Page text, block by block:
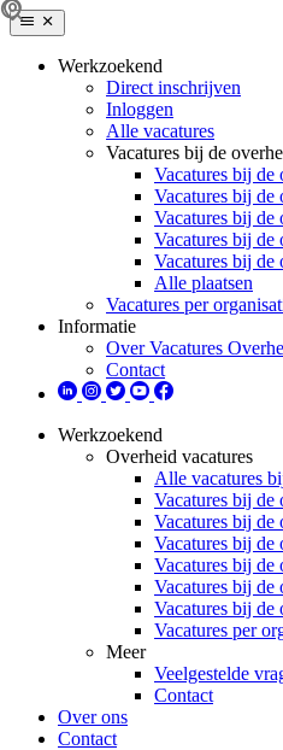
Werkzoekend
Direct inschrijven
Inloggen
Alle vacatures
Vacatures bij de
Vacatures bij
Vacatures bij de
Vacatures bij
Vacatures bij de
Vacatures bij de
Alle plaatsen
Vacatures per
Informatie
Over Vacatures
Contact
Werkzoekend
Overheid vacatures
Alle vacatures
Vacatures bij
Vacatures bij de
Vacatures bij
Vacatures bij de
Vacatures bij de
Vacatures bij de
Vacatures per
Meer
Veelgestelde
Contact
Over ons
Contact